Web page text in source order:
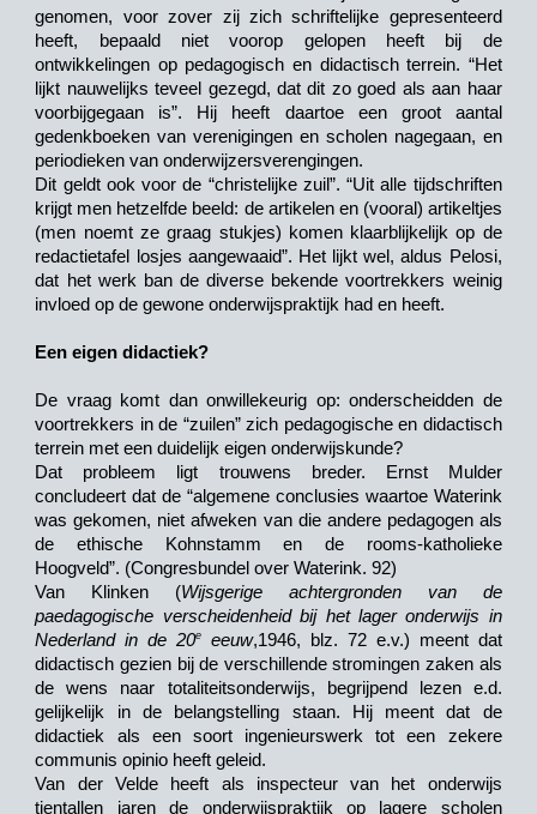
genomen, voor zover zij zich schriftelijke gepresenteerd
heeft, bepaald niet voorop gelopen heeft bij de
ontwikkelingen op pedagogisch en didactisch terrein. “Het
lijkt nauwelijks teveel gezegd, dat dit zo goed als aan haar
voorbijgegaan is”. Hij heeft daartoe een groot aantal
gedenkboeken van verenigingen en scholen nagegaan, en
periodieken van onderwijzersverengingen.
Dit geldt ook voor de “christelijke zuil”. “Uit alle tijdschriften
krijgt men hetzelfde beeld: de artikelen en (vooral) artikeltjes
(men noemt ze graag stukjes) komen klaarblijkelijk op de
redactietafel losjes aangewaaid”. Het lijkt wel, aldus Pelosi,
dat het werk ban de diverse bekende voortrekkers weinig
invloed op de gewone onderwijspraktijk had en heeft.
Een eigen didactiek?
De vraag komt dan onwillekeurig op: onderscheidden de
voortrekkers in de “zuilen” zich pedagogische en didactisch
terrein met een duidelijk eigen onderwijskunde?
Dat probleem ligt trouwens breder. Ernst Mulder
concludeert dat de “algemene conclusies waartoe Waterink
was gekomen, niet afweken van die andere pedagogen als
de ethische Kohnstamm en de rooms-katholieke
Hoogveld”. (Congresbundel over Waterink. 92)
Van Klinken (Wijsgerige achtergronden van de
paedagogische verscheidenheid bij het lager onderwijs in
Nederland in de 20e eeuw,1946, blz. 72 e.v.) meent dat
didactisch gezien bij de verschillende stromingen zaken als
de wens naar totaliteitsonderwijs, begrijpend lezen e.d.
gelijkelijk in de belangstelling staan. Hij meent dat de
didactiek als een soort ingenieurswerk tot een zekere
communis opinio heeft geleid.
Van der Velde heeft als inspecteur van het onderwijs
tientallen jaren de onderwijspraktijk op lagere scholen